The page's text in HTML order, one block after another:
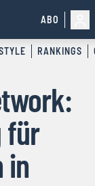
ABO
RANKINGS
für
in